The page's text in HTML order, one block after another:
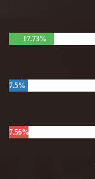
17.73%
7.5%
7.56%